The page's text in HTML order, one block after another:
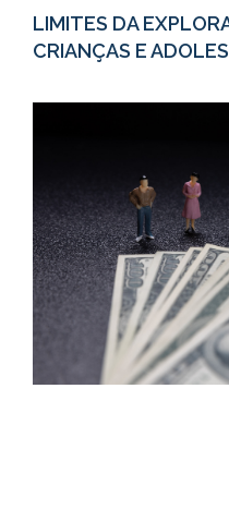
LIMITES DA
CRIANÇAS E